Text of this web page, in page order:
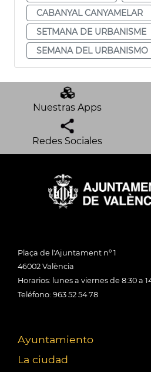
CABANYAL CANYAMELAR
SETMANA DE URBANISME
SEMANA DEL URBANISMO
Nuestras Apps
Redes Sociales
Plaça de l'Ajuntament nº 1
46002 València
Horarios: lunes a viernes de 8:30 a
Teléfono: 963 52 54 78
Ayuntamiento
La ciudad